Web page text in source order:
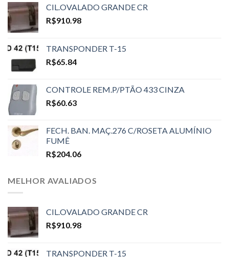
CIL.OVALADO GRANDE CR
R$910.98
TRANSPONDER T-15
R$65.84
CONTROLE REM.P/PTÃO 433 CINZA
R$60.63
FECH. BAN. MAÇ.276 C/ROSETA ALUMÍNIO
FUMÊ
R$204.06
MELHOR AVALIADOS
CIL.OVALADO GRANDE CR
R$910.98
TRANSPONDER T-15